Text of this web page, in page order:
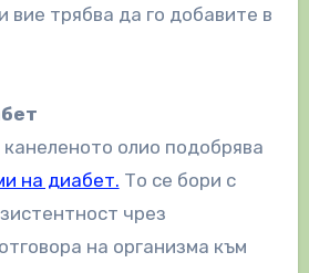
вие трябва да го добавите в
олио подобрява
на диабет. То се бори с
чрез
на организма към